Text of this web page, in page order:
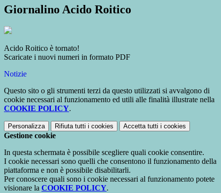
Giornalino Acido Roitico
Acido Roitico è tornato!
Scaricate i nuovi numeri in formato PDF
Notizie
Questo sito o gli strumenti terzi da questo utilizzati si avvalgono di
cookie necessari al funzionamento ed utili alle finalità illustrate nella
COOKIE POLICY.
Personalizza Rifiuta tutti i cookies Accetta tutti i cookies
Gestione cookie
In questa schermata è possibile scegliere quali cookie consentire.
I cookie necessari sono quelli che consentono il funzionamento della
piattaforma e non è possibile disabilitarli.
Per conoscere quali sono i cookie necessari al funzionamento potete
visionare la COOKIE POLICY.